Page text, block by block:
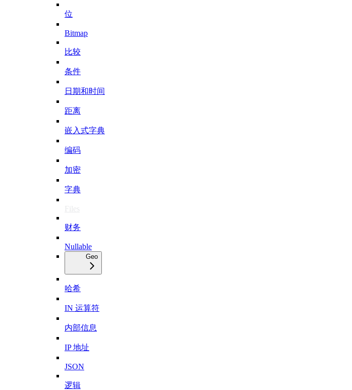
位
Bitmap
比较
条件
日期和时间
距离
嵌入式字典
编码
加密
字典
Files
财务
Nullable
Geo
哈希
IN 运算符
内部信息
IP 地址
JSON
逻辑